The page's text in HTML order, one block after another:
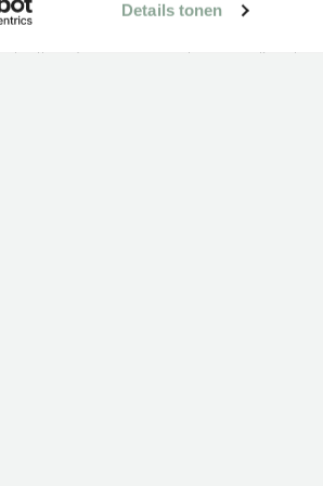
Details tonen
von vitalisierenden Arbeitsumgebungen
Gemeinsam mit unseren Kunden.